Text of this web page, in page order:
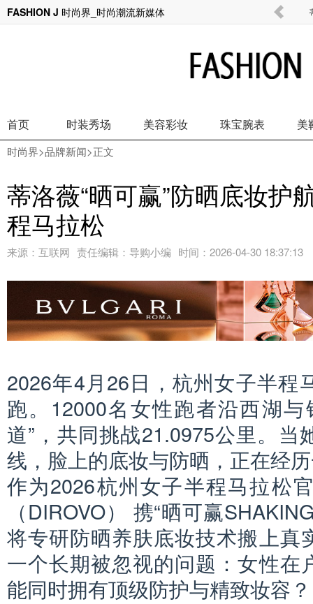
FASHION J 时尚界_时尚潮流新媒体
以信念为缰，驭光而上—— adidas Sportswe
首页 时装秀场 美容彩妆 珠宝腕表 美
时尚界>品牌新闻>正文
蒂洛薇“晒可赢”防晒底妆护
程马拉松
来源： 互联网 责任编辑： 导购小编 时间： 2026-04-30 18:37:13
2026年4月26日，杭州女子半程
跑。12000名女性跑者沿西湖
道”，共同挑战21.0975公里。当
线，脸上的底妆与防晒，正在经
作为2026杭州女子半程马拉松
（DIROVO） 携“晒可赢
将专研防晒养肤底妆技术搬上真
一个长期被忽视的问题：女性在
能同时拥有顶级防护与精致妆容？